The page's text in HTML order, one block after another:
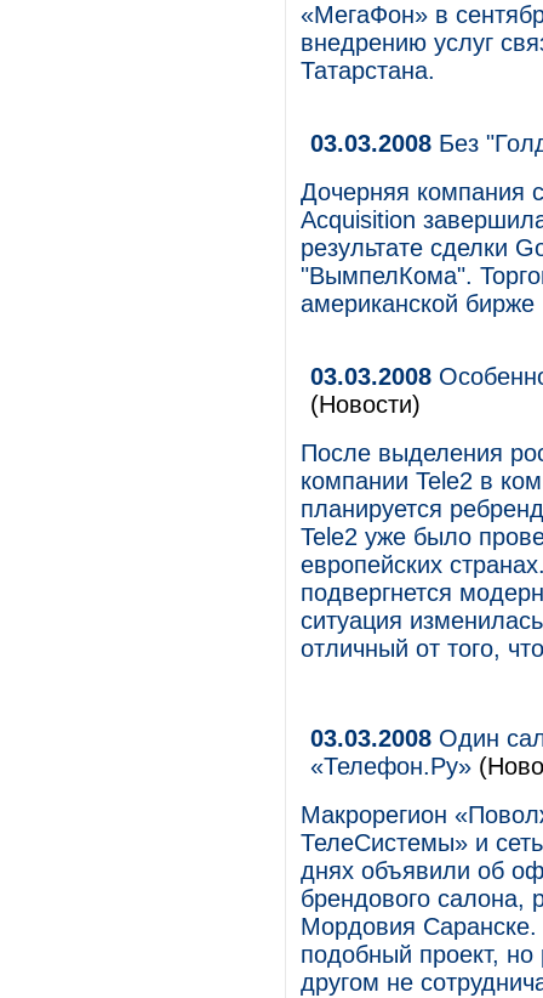
«МегаФон» в
внедрению услуг
Татарстана.
03.03.2008 Без
Дочерняя компания
Acquisition
результате сделки
"ВымпелКома".
американской
03.03.2008
(Новости)
После выделения
компании Tele2 в
планируется
Tele2 уже было
европейских
подвергнется
ситуация
отличный от того,
03.03.2008 Один
«Телефон.Ру»
Макрорегион
ТелеСистемы» и
днях объявили об
брендового салона,
Мордовия
подобный проект,
другом не